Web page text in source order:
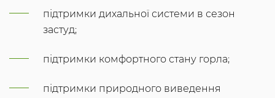
підтримки дихальної системи в сезон
застуд;
підтримки комфортного стану горла;
підтримки природного виведення